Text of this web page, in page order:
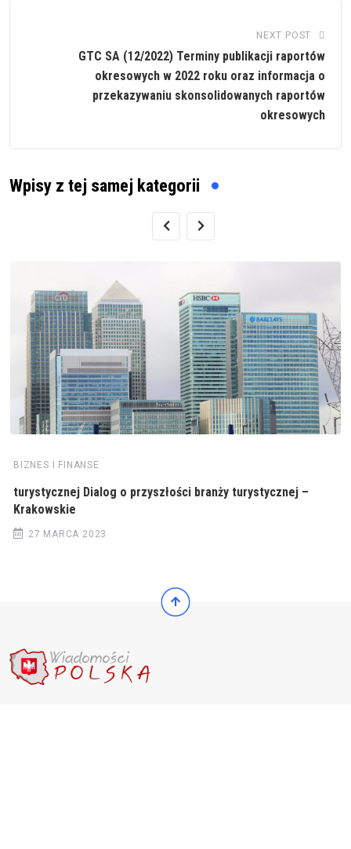
NEXT POST
GTC SA (12/2022) Terminy publikacji raportów
okresowych w 2022 roku oraz informacja o
przekazywaniu skonsolidowanych raportów
okresowych
Wpisy z tej samej kategorii
BIZNES I FINANSE
turystycznej Dialog o przyszłości branży turystycznej –
Krakowskie
27 MARCA 2023